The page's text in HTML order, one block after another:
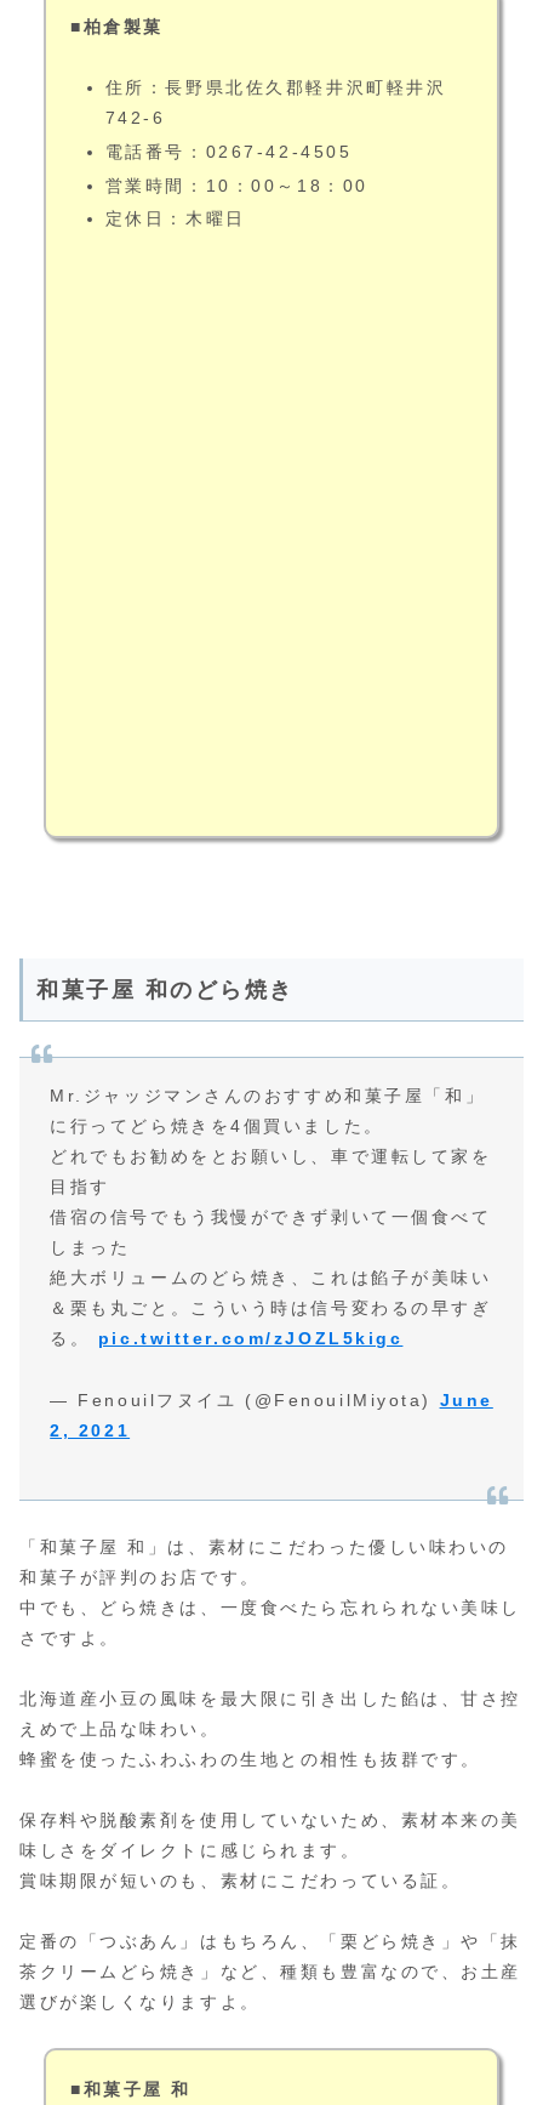
■柏倉製菓
住所：長野県北佐久郡軽井沢町軽井沢
742-6
電話番号：0267-42-4505
営業時間：10：00～18：00
定休日：木曜日
和菓子屋 和のどら焼き
Mr.ジャッジマンさんのおすすめ和菓子屋「和」
に行ってどら焼きを4個買いました。
どれでもお勧めをとお願いし、車で運転して家を
目指す
借宿の信号でもう我慢ができず剥いて一個食べて
しまった
絶大ボリュームのどら焼き、これは餡子が美味い
＆栗も丸ごと。こういう時は信号変わるの早すぎ
る。 pic.twitter.com/zJOZL5kigc
— Fenouilフヌイユ (@FenouilMiyota) June
2, 2021
「和菓子屋 和」は、素材にこだわった優しい味わいの
和菓子が評判のお店です。
中でも、どら焼きは、一度食べたら忘れられない美味し
さですよ。
北海道産小豆の風味を最大限に引き出した餡は、甘さ控
えめで上品な味わい。
蜂蜜を使ったふわふわの生地との相性も抜群です。
保存料や脱酸素剤を使用していないため、素材本来の美
味しさをダイレクトに感じられます。
賞味期限が短いのも、素材にこだわっている証。
定番の「つぶあん」はもちろん、「栗どら焼き」や「抹
茶クリームどら焼き」など、種類も豊富なので、お土産
選びが楽しくなりますよ。
■和菓子屋 和